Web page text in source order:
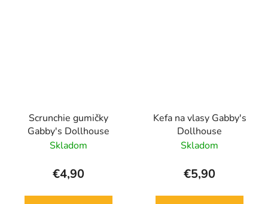
Scrunchie gumičky
Gabby's Dollhouse
Skladom
€4,90
Kefa na vlasy Gabby's
Dollhouse
Skladom
€5,90